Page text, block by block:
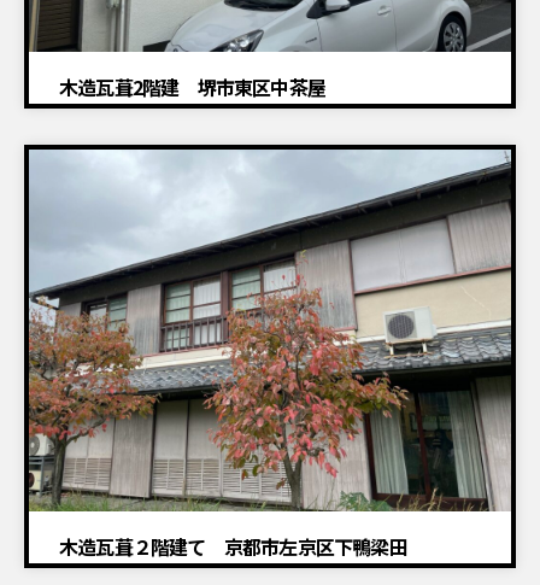
木造瓦葺2階建 堺市東区中茶屋
木造瓦葺２階建て 京都市左京区下鴨梁田